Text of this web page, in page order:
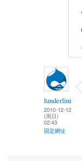
lunderlini
2010-12-12
(周日)
02:43
固定網址